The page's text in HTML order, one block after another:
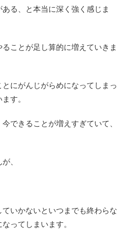
る、と本当に深く強く感じま
ことが足し算的に増えていきま
にがんじがらめになってしまっ
す。
できることが増えすぎていて、
、
いかないといつまでも終わらな
ってしまいます。